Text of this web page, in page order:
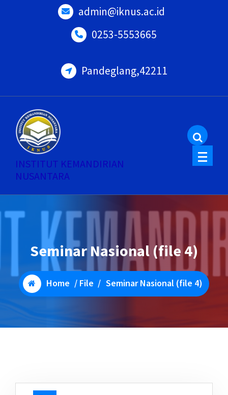
admin@iknus.ac.id
0253-5553665
Pandeglang,42211
INSTITUT KEMANDIRIAN
NUSANTARA
Seminar Nasional (file 4)
Home / File / Seminar Nasional (file 4)